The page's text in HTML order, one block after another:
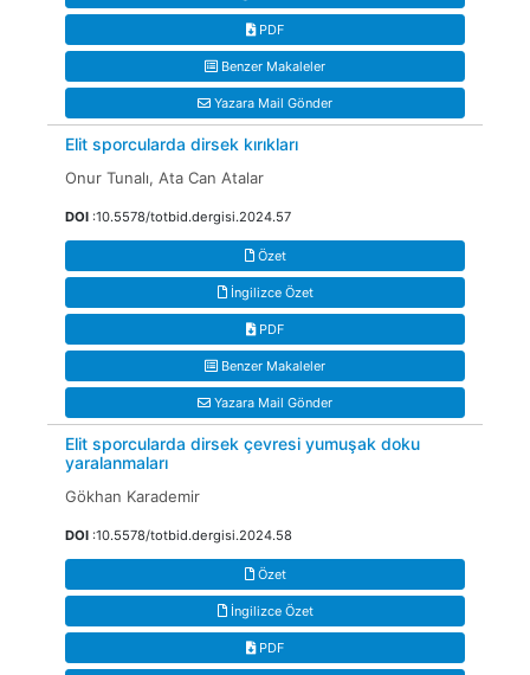
PDF
Benzer Makaleler
Yazara Mail Gönder
Elit sporcularda dirsek kırıkları
Onur Tunalı, Ata Can Atalar
DOI :10.5578/totbid.dergisi.2024.57
Özet
İngilizce Özet
PDF
Benzer Makaleler
Yazara Mail Gönder
Elit sporcularda dirsek çevresi yumuşak doku
yaralanmaları
Gökhan Karademir
DOI :10.5578/totbid.dergisi.2024.58
Özet
İngilizce Özet
PDF